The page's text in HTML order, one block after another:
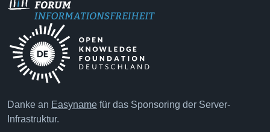
Danke an Easyname für das Sponsoring der Server-
Infrastruktur.